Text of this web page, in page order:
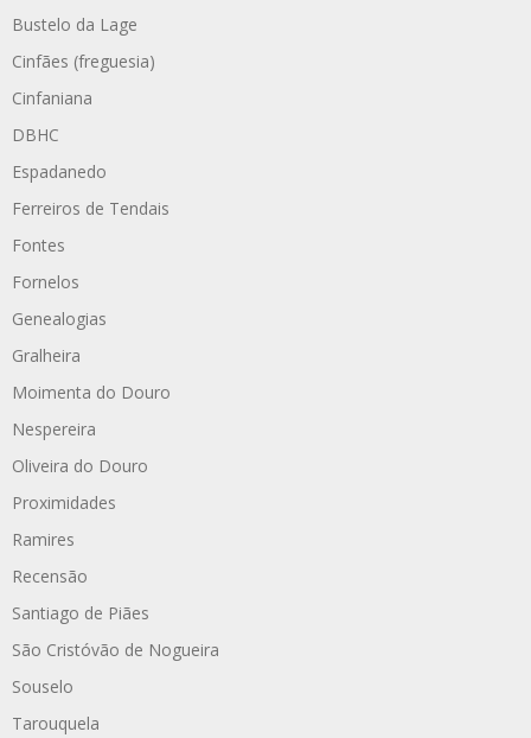
Bustelo da Lage
Cinfães (freguesia)
Cinfaniana
DBHC
Espadanedo
Ferreiros de Tendais
Fontes
Fornelos
Genealogias
Gralheira
Moimenta do Douro
Nespereira
Oliveira do Douro
Proximidades
Ramires
Recensão
Santiago de Piães
São Cristóvão de Nogueira
Souselo
Tarouquela